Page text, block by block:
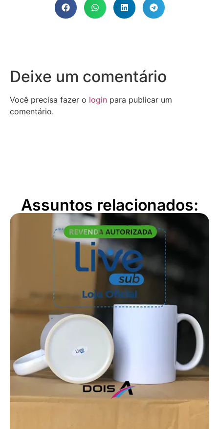
Deixe um comentário
Você precisa fazer o login para publicar um
comentário.
Assuntos relacionados: